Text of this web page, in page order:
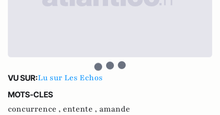
VU SUR:Lu sur Les Echos
MOTS-CLES
concurrence , entente , amande